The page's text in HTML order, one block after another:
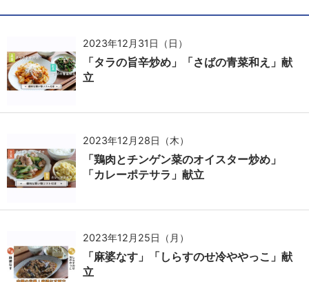
2023年12月31日（日）
「タラの旨辛炒め」「さばの青菜和え」献
立
2023年12月28日（木）
「鶏肉とチンゲン菜のオイスター炒め」
「カレーポテサラ」献立
2023年12月25日（月）
「麻婆なす」「しらすのせ冷ややっこ」献
立